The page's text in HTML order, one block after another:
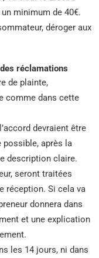
minimum de 40€.
déroger aux
réclamations
de plainte,
comme dans cette
devraient être
possible, après la
description claire.
seront traitées
réception. Si cela va
donnera dans
et une explication
les 14 jours, ni dans